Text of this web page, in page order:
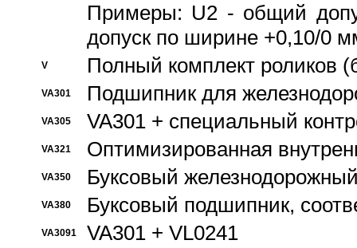
Примеры: U2 - общий
допуск по ширине +0,10/0
V Полный комплект роликов
VA301 Подшипник для
VA305 VA301 + специальный
VA321 Оптимизированная
VA350 Буксовый
VA380 Буксовый подшипник,
VA3091 VA301 + VL0241